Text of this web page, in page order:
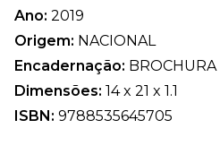
Ano: 2019
Origem: NACIONAL
Encadernação: BROCHURA
Dimensões: 14 x 21 x 1.1
ISBN: 9788535645705